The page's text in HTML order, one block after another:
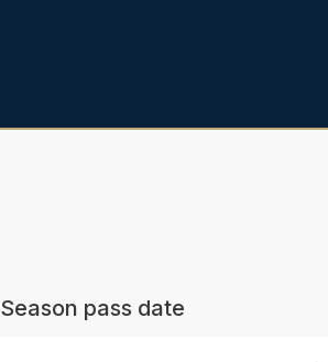
Season pass date